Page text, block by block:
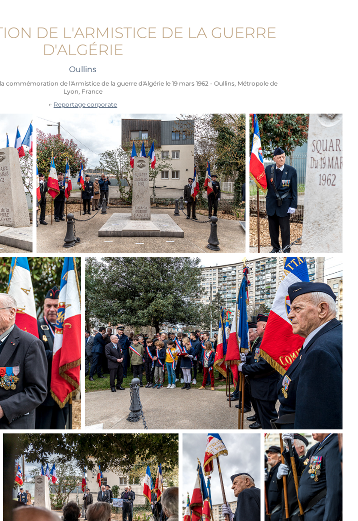
DE L'ARMISTICE DE LA GUERRE
D'ALGÉRIE
Oullins
de l'Armistice de la guerre d'Algérie le 19 mars 1962 - Oullins, Métropole de
Lyon, France
←Reportage corporate